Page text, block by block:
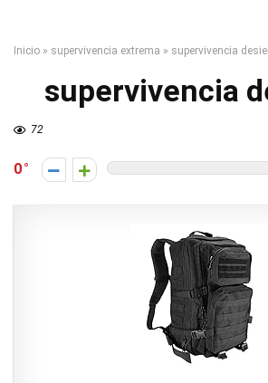
Inicio » supervivencia extrema » supervivencia
supervivencia
72
0